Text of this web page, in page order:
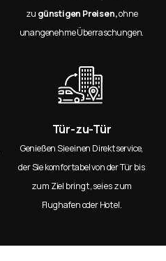
zu günstigen Preisen,ohne
unangenehme Überraschungen.
Tür-zu-Tür
Genießen Sie einen Direktservice,
der Sie komfortabel von der Tür bis
zum Ziel bringt, sei es zum
Flughafen oder Hotel.